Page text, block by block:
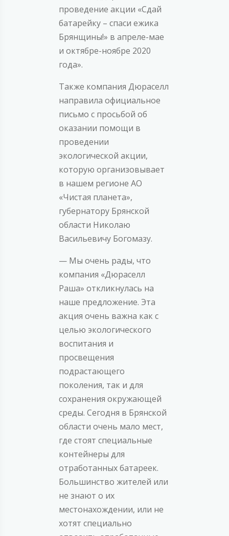
проведение акции «Сдай
батарейку – спаси ежика
Брянщины!» в апреле-мае
и октябре-ноябре 2020
года».
Также компания Дюраселл
направила официальное
письмо с просьбой об
оказании помощи в
проведении
экологической акции,
которую организовывает
в нашем регионе АО
«Чистая планета»,
губернатору Брянской
области Николаю
Васильевичу Богомазу.
— Мы очень рады, что
компания «Дюраселл
Раша» откликнулась на
наше предложение. Эта
акция очень важна как с
целью экологического
воспитания и
просвещения
подрастающего
поколения, так и для
сохранения окружающей
среды. Сегодня в Брянской
области очень мало мест,
где стоят специальные
контейнеры для
отработанных батареек.
Большинство жителей или
не знают о их
местонахождении, или не
хотят специально